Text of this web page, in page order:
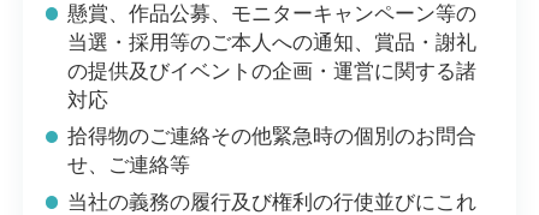
懸賞、作品公募、モニターキャンペーン等の
当選・採用等のご本人への通知、賞品・謝礼
の提供及びイベントの企画・運営に関する諸
対応
拾得物のご連絡その他緊急時の個別のお問合
せ、ご連絡等
当社の義務の履行及び権利の行使並びにこれ